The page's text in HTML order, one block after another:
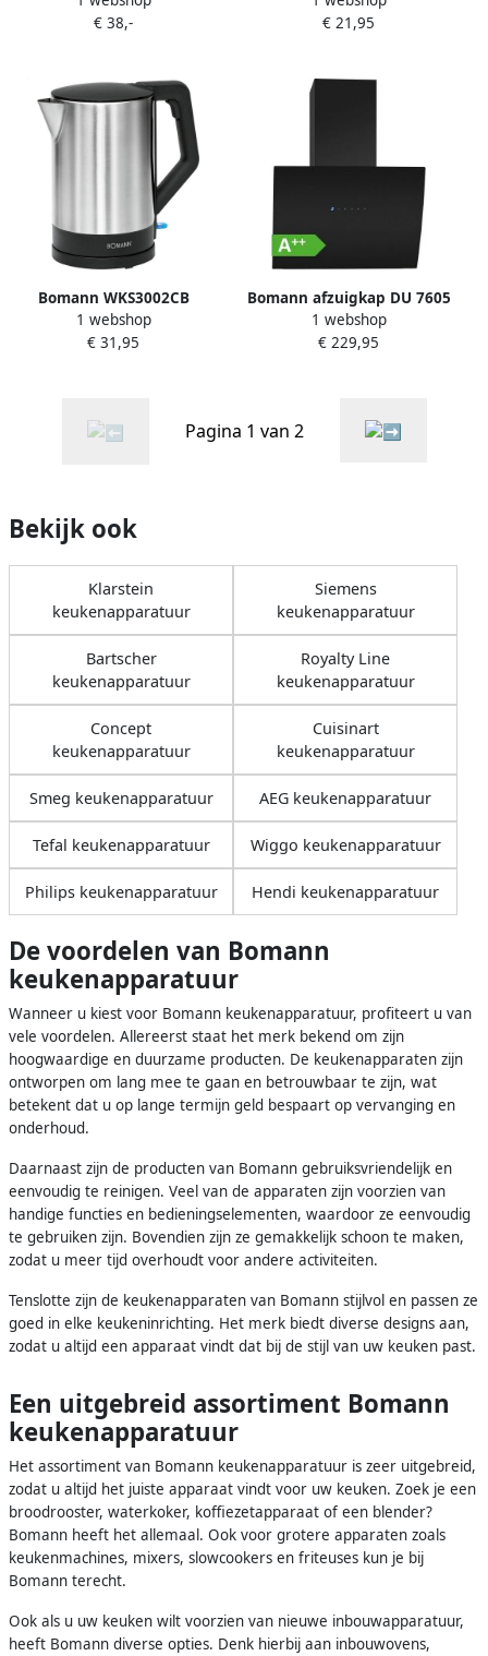
€ 38,-
€ 21,95
Bomann WKS3002CB
Waterkoker 1.5L 2200W RVS
Zwart
1 webshop
€ 31,95
Bomann afzuigkap DU 7605
G schuine afzuigkap sensor
control DC motor met
1 webshop
€ 229,95
Pagina 1 van 2
Bekijk ook
Klarstein
keukenapparatuur
Siemens
keukenapparatuur
Bartscher
keukenapparatuur
Royalty Line
keukenapparatuur
Concept
keukenapparatuur
Cuisinart
keukenapparatuur
Smeg keukenapparatuur AEG keukenapparatuur
Tefal keukenapparatuur Wiggo keukenapparatuur
Philips keukenapparatuur Hendi keukenapparatuur
De voordelen van Bomann
keukenapparatuur
Wanneer u kiest voor Bomann keukenapparatuur, profiteert u van
vele voordelen. Allereerst staat het merk bekend om zijn
hoogwaardige en duurzame producten. De keukenapparaten zijn
ontworpen om lang mee te gaan en betrouwbaar te zijn, wat
betekent dat u op lange termijn geld bespaart op vervanging en
onderhoud.
Daarnaast zijn de producten van Bomann gebruiksvriendelijk en
eenvoudig te reinigen. Veel van de apparaten zijn voorzien van
handige functies en bedieningselementen, waardoor ze eenvoudig
te gebruiken zijn. Bovendien zijn ze gemakkelijk schoon te maken,
zodat u meer tijd overhoudt voor andere activiteiten.
Tenslotte zijn de keukenapparaten van Bomann stijlvol en passen ze
goed in elke keukeninrichting. Het merk biedt diverse designs aan,
zodat u altijd een apparaat vindt dat bij de stijl van uw keuken past.
Een uitgebreid assortiment Bomann
keukenapparatuur
Het assortiment van Bomann keukenapparatuur is zeer uitgebreid,
zodat u altijd het juiste apparaat vindt voor uw keuken. Zoek je een
broodrooster, waterkoker, koffiezetapparaat of een blender?
Bomann heeft het allemaal. Ook voor grotere apparaten zoals
keukenmachines, mixers, slowcookers en friteuses kun je bij
Bomann terecht.
Ook als u uw keuken wilt voorzien van nieuwe inbouwapparatuur,
heeft Bomann diverse opties. Denk hierbij aan inbouwovens,